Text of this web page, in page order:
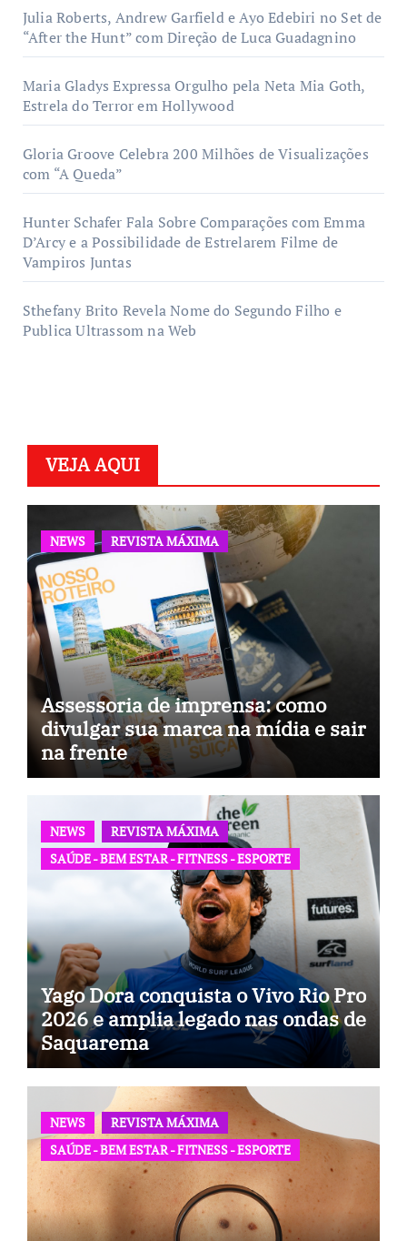
Julia Roberts, Andrew Garfield e Ayo Edebiri no Set de
“After the Hunt” com Direção de Luca Guadagnino
Maria Gladys Expressa Orgulho pela Neta Mia Goth,
Estrela do Terror em Hollywood
Gloria Groove Celebra 200 Milhões de Visualizações
com “A Queda”
Hunter Schafer Fala Sobre Comparações com Emma
D’Arcy e a Possibilidade de Estrelarem Filme de
Vampiros Juntas
Sthefany Brito Revela Nome do Segundo Filho e
Publica Ultrassom na Web
VEJA AQUI
NEWS REVISTA MÁXIMA
Assessoria de imprensa: como
divulgar sua marca na mídia e sair
na frente
NEWS
REVISTA MÁXIMA
SAÚDE - BEM ESTAR - FITNESS - ESPORTE
Yago Dora conquista o Vivo Rio Pro
2026 e amplia legado nas ondas de
Saquarema
NEWS
REVISTA MÁXIMA
SAÚDE - BEM ESTAR - FITNESS - ESPORTE